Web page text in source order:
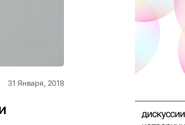
31 Января, 2018